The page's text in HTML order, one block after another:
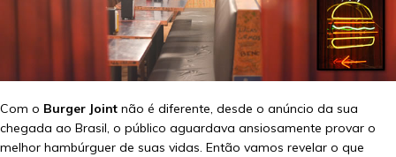
Com o Burger Joint não é diferente, desde o anúncio da sua
chegada ao Brasil, o público aguardava ansiosamente provar o
melhor hambúrguer de suas vidas. Então vamos revelar o que